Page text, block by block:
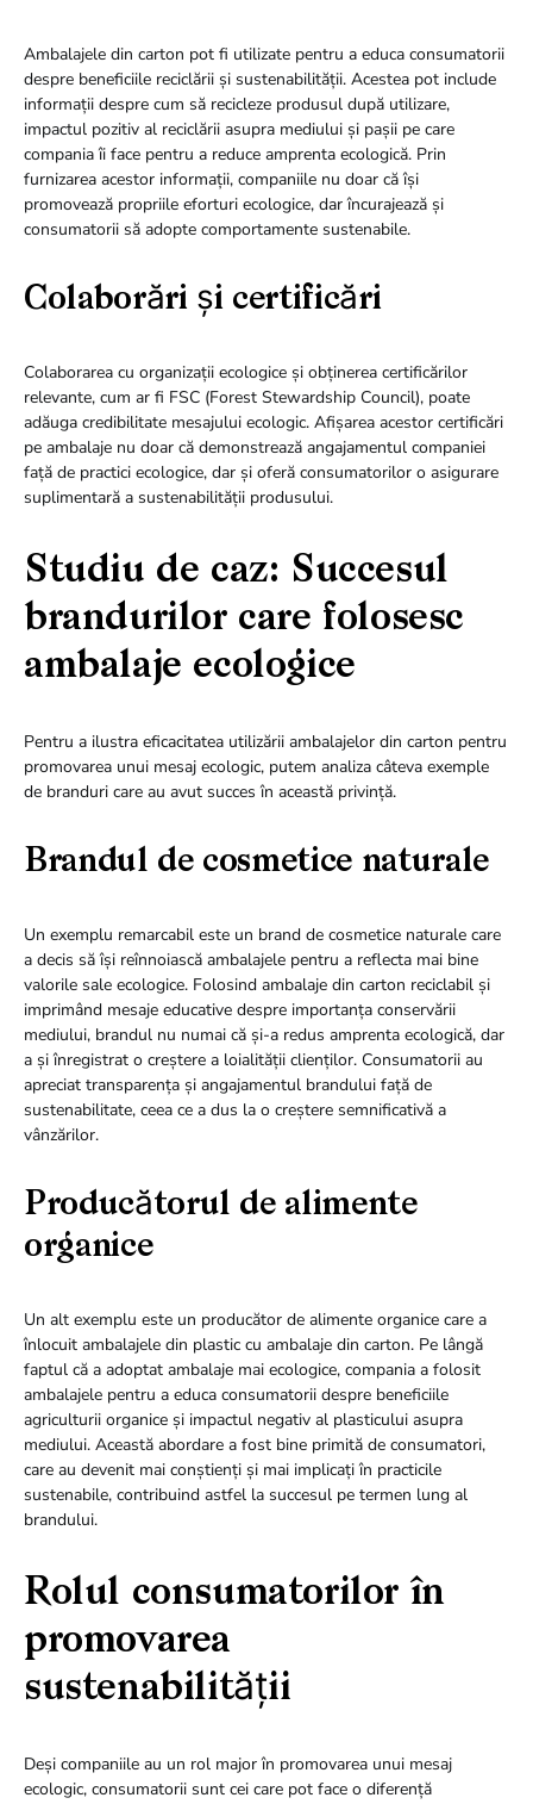
Ambalajele din carton pot fi utilizate pentru a educa consumatorii
despre beneficiile reciclării și sustenabilității. Acestea pot include
informații despre cum să recicleze produsul după utilizare,
impactul pozitiv al reciclării asupra mediului și pașii pe care
compania îi face pentru a reduce amprenta ecologică. Prin
furnizarea acestor informații, companiile nu doar că își
promovează propriile eforturi ecologice, dar încurajează și
consumatorii să adopte comportamente sustenabile.
Colaborări și certificări
Colaborarea cu organizații ecologice și obținerea certificărilor
relevante, cum ar fi FSC (Forest Stewardship Council), poate
adăuga credibilitate mesajului ecologic. Afișarea acestor certificări
pe ambalaje nu doar că demonstrează angajamentul companiei
față de practici ecologice, dar și oferă consumatorilor o asigurare
suplimentară a sustenabilității produsului.
Studiu de caz: Succesul
brandurilor care folosesc
ambalaje ecologice
Pentru a ilustra eficacitatea utilizării ambalajelor din carton pentru
promovarea unui mesaj ecologic, putem analiza câteva exemple
de branduri care au avut succes în această privință.
Brandul de cosmetice naturale
Un exemplu remarcabil este un brand de cosmetice naturale care
a decis să își reînnoiască ambalajele pentru a reflecta mai bine
valorile sale ecologice. Folosind ambalaje din carton reciclabil și
imprimând mesaje educative despre importanța conservării
mediului, brandul nu numai că și-a redus amprenta ecologică, dar
a și înregistrat o creștere a loialității clienților. Consumatorii au
apreciat transparența și angajamentul brandului față de
sustenabilitate, ceea ce a dus la o creștere semnificativă a
vânzărilor.
Producătorul de alimente
organice
Un alt exemplu este un producător de alimente organice care a
înlocuit ambalajele din plastic cu ambalaje din carton. Pe lângă
faptul că a adoptat ambalaje mai ecologice, compania a folosit
ambalajele pentru a educa consumatorii despre beneficiile
agriculturii organice și impactul negativ al plasticului asupra
mediului. Această abordare a fost bine primită de consumatori,
care au devenit mai conștienți și mai implicați în practicile
sustenabile, contribuind astfel la succesul pe termen lung al
brandului.
Rolul consumatorilor în
promovarea
sustenabilității
Deși companiile au un rol major în promovarea unui mesaj
ecologic, consumatorii sunt cei care pot face o diferență